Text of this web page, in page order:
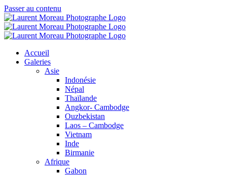
Passer au contenu
Accueil
Galeries
Asie
Indonésie
Népal
Thaïlande
Angkor- Cambodge
Ouzbekistan
Laos – Cambodge
Vietnam
Inde
Birmanie
Afrique
Gabon